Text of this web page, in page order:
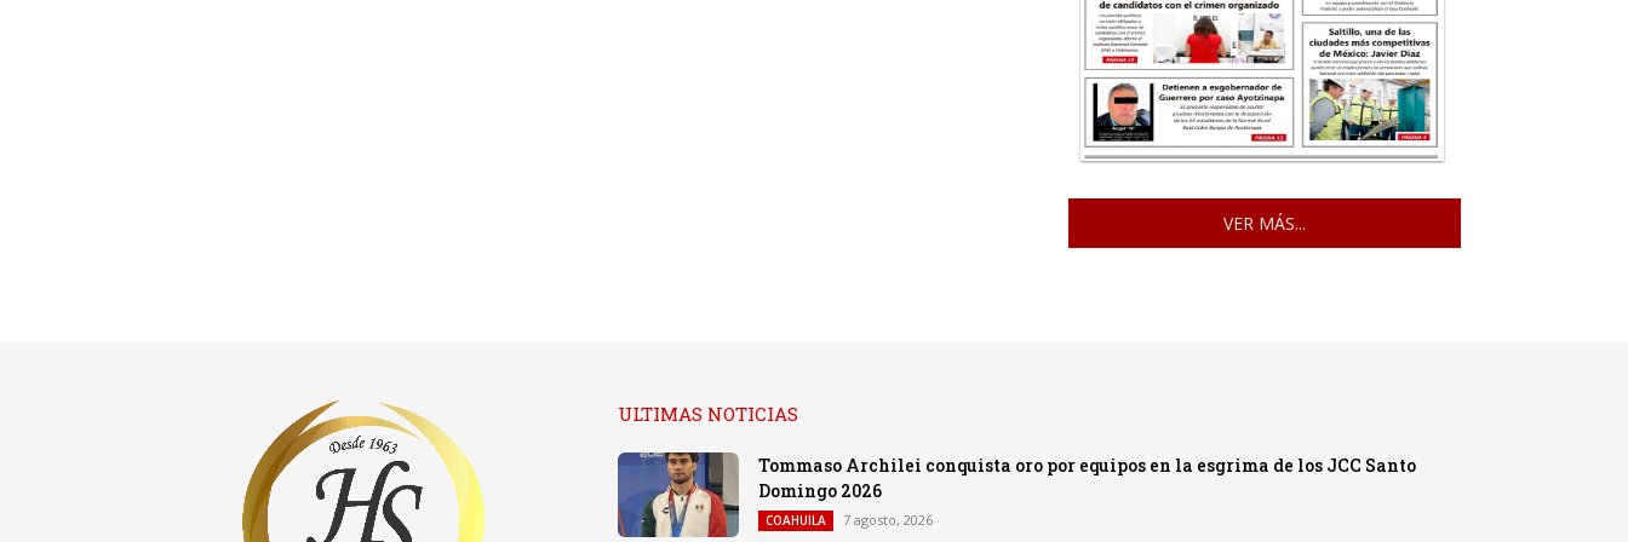
VER MÁS...
ULTIMAS NOTICIAS
Tommaso Archilei conquista oro por equipos en la esgrima de los JCC Santo
Domingo 2026
COAHUILA 7 agosto, 2026